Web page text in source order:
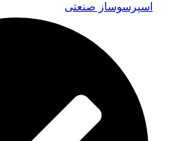
اسپرسوساز صنعتی